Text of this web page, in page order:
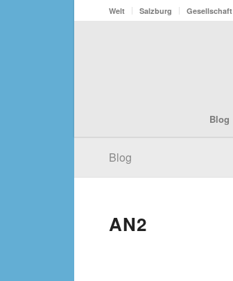
Welt Salzburg Gesellschaft
Blog
Blog
AN2